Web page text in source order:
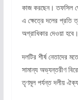
কাজ করছেন। তফসিল
এ ক্ষেত্রে দলের প্রতি
অগ্রাধিকার দেওয়া হবে।
দলটির শীর্ষ নেতাদের
সামান্য অভ্যন্তরীণ
তৃণমূল পর্যন্ত দলীয় ঐক্য